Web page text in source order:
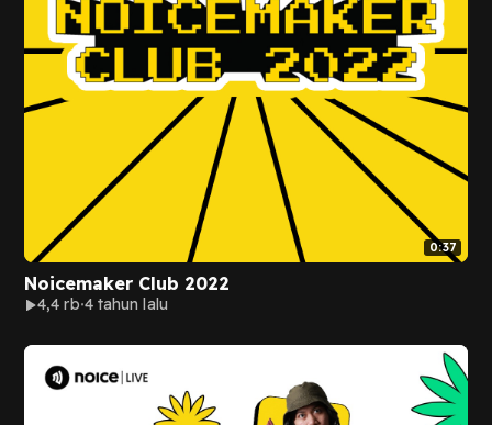
0:37
Noicemaker Club 2022
4,4 rb 4 tahun lalu